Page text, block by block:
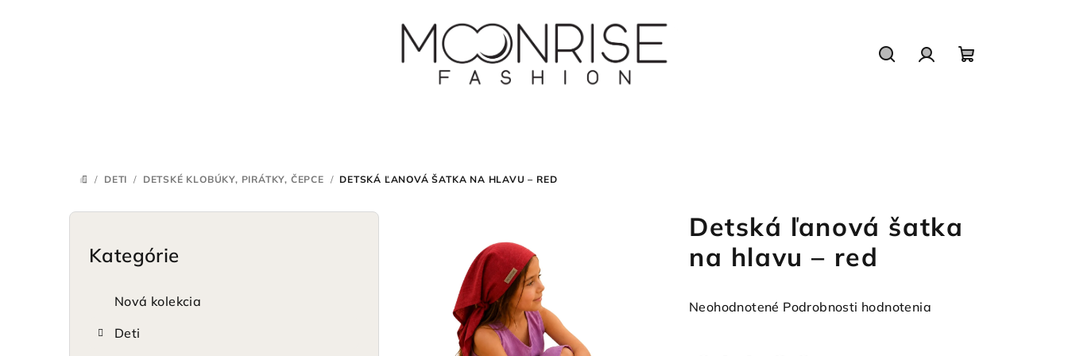
DOMOV
/ DETI / DETSKÉ KLOBÚKY, PIRÁTKY, ČEPCE / DETSKÁ ĽANOVÁ ŠATKA NA HLAVU – RED
B
Preskočiť
kategórie
Kategórie
Nová kolekcia
Deti
Detská ľanová šatka
na hlavu – red
Priemerné
Neohodnotené Podrobnosti hodnotenia